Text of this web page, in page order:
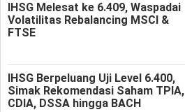
IHSG Melesat ke 6.409, Waspadai
Volatilitas Rebalancing MSCI &
FTSE
IHSG Berpeluang Uji Level 6.400,
Simak Rekomendasi Saham TPIA,
CDIA, DSSA hingga BACH